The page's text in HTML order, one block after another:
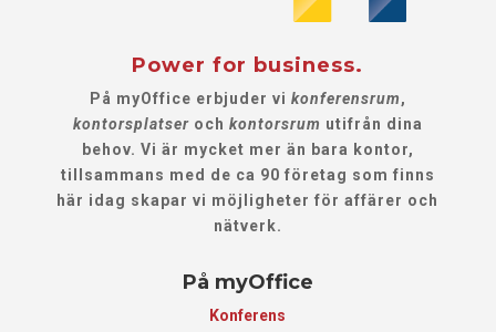
Power for business.
På myOffice erbjuder vi konferensrum,
kontorsplatseroch kontorsrum utifrån dina
behov. Vi är mycket mer än bara kontor,
tillsammans med de ca 90 företag som finns
här idag skapar vi möjligheter för affärer och
nätverk.
På myOffice
Konferens